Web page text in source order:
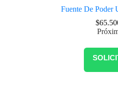
Fuente De Poder
$